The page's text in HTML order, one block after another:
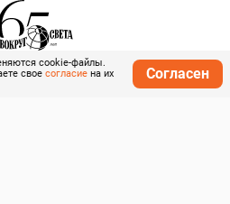
cookie-файлы.
свое согласие на их
Согласен